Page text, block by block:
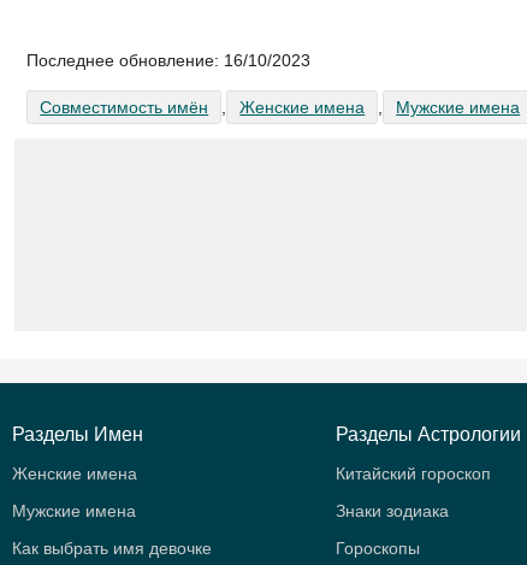
Последнее обновление: 16/10/2023
Совместимость имён Женские имена Мужские имена
Разделы Имен
Женские имена
Мужские имена
Как выбрать имя девочке
Разделы Астрологии
Китайский гороскоп
Знаки зодиака
Гороскопы